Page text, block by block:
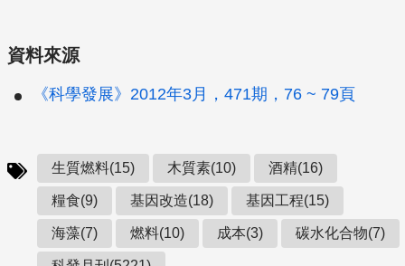
資料來源
《科學發展》2012年3月，471期，76 ~ 79頁
生質燃料(15) 木質素(10) 酒精(16)
糧食(9) 基因改造(18) 基因工程(15)
海藻(7) 燃料(10) 成本(3) 碳水化合物(7)